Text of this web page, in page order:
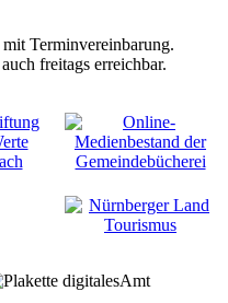
Terminvereinbarung.
freitags erreichbar.